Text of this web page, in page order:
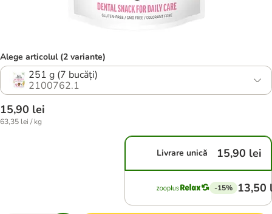
Alege articolul (2 variante)
251 g (7 bucăți)
2100762.1
15,90 lei
63,35 lei / kg
Livrare unică 15,90 lei
-15% 13,50